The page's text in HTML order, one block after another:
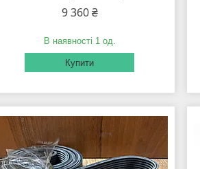
9 360 ₴
В наявності 1 од.
Купити